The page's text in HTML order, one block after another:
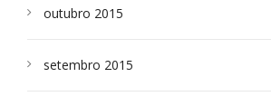
outubro 2015
setembro 2015